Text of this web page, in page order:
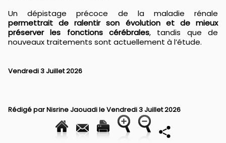
Un dépistage précoce de la maladie rénale
permettrait de ralentir son évolution et de mieux
préserver les fonctions cérébrales, tandis que de
nouveaux traitements sont actuellement à l’étude.
Vendredi 3 Juillet 2026
Rédigé parNisrine Jaouadile Vendredi 3 Juillet 2026